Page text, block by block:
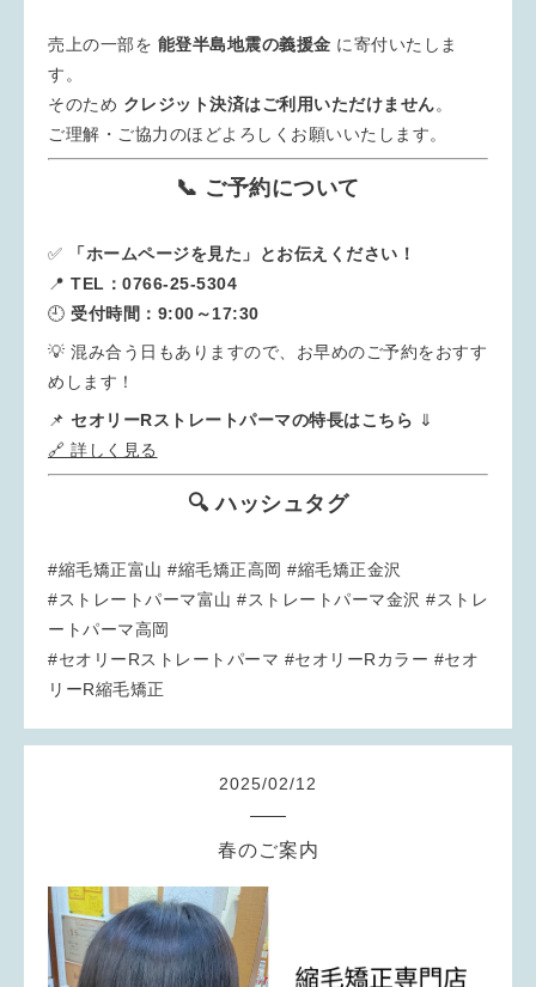
売上の一部を 能登半島地震の義援金 に寄付いたしま
す。
そのため クレジット決済はご利用いただけません。
ご理解・ご協力のほどよろしくお願いいたします。
📞 ご予約について
✅
「ホームページを見た」とお伝えください！
📍 TEL：0766-25-5304
🕘 受付時間：9:00～17:30
💡 混み合う日もありますので、お早めのご予約をおすす
めします！
📌 セオリーRストレートパーマの特長はこちら ⇓
🔗 詳しく見る
🔍 ハッシュタグ
#縮毛矯正富山 #縮毛矯正高岡 #縮毛矯正金沢
#ストレートパーマ富山 #ストレートパーマ金沢 #ストレ
ートパーマ高岡
#セオリーRストレートパーマ #セオリーRカラー #セオ
リーR縮毛矯正
2025/02/12
春のご案内